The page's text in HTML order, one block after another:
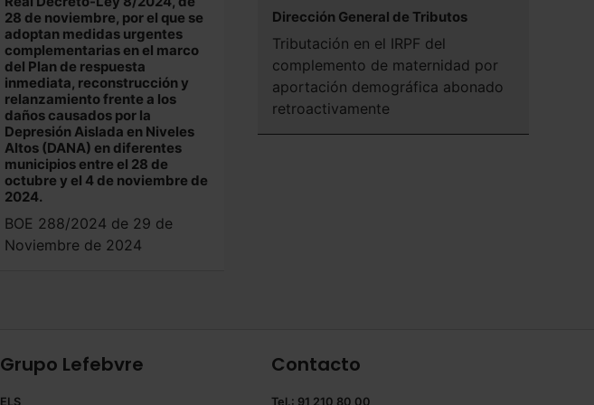
28 de noviembre, por el que se
adoptan medidas urgentes
complementarias en el marco
del Plan de respuesta
inmediata, reconstrucción y
relanzamiento frente a los
daños causados por la
Depresión Aislada en Niveles
Altos (DANA) en diferentes
municipios entre el 28 de
octubre y el 4 de noviembre de
2024.
BOE 288/2024 de 29 de
Noviembre de 2024
Dirección General de Tributos
Tributación en el IRPF del
complemento de maternidad por
aportación demográfica abonado
retroactivamente
Grupo Lefebvre
ELS
Contacto
Tel.: 91 210 80 00